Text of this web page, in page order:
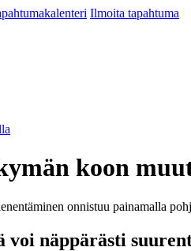
Ilmoita tapahtuma
koon
voi näppärästi